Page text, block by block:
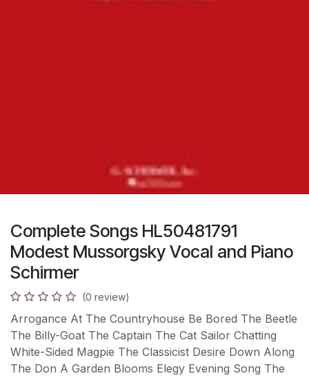
Complete Songs HL50481791
Modest Mussorgsky Vocal and Piano
Schirmer
(0 review)
Arrogance At The Countryhouse Be Bored The Beetle
The Billy-Goat The Captain The Cat Sailor Chatting
White-Sided Magpie The Classicist Desire Down Along
The Don A Garden Blooms Elegy Evening Song The